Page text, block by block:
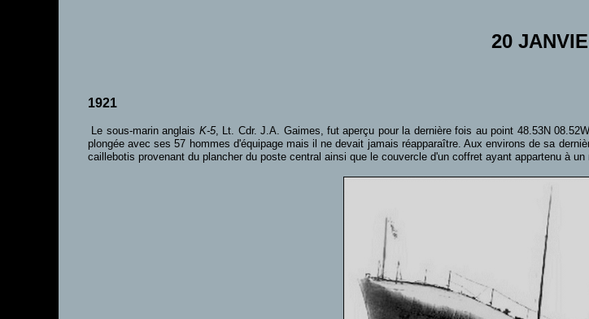
20
1921
Le sous-marin anglais K-5, Lt. Cdr. J.A. Gaimes, fut aperçu pour la dernière fois au point 48.53N
plongée avec ses 57 hommes d'équipage mais il ne devait jamais réapparaître. Aux environs de sa
caillebotis provenant du plancher du poste central ainsi que le couvercle d'un coffret ayant appartenu à